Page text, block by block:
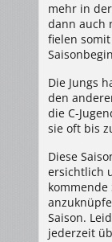
mehr in
dann auch
fielen
Die Jungs
den
die C-
sie oft bis
Diese
ersichtlich
Saison.
jederzeit